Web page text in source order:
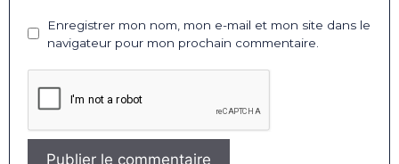
Enregistrer mon nom, mon e-mail et mon site dans le
navigateur pour mon prochain commentaire.